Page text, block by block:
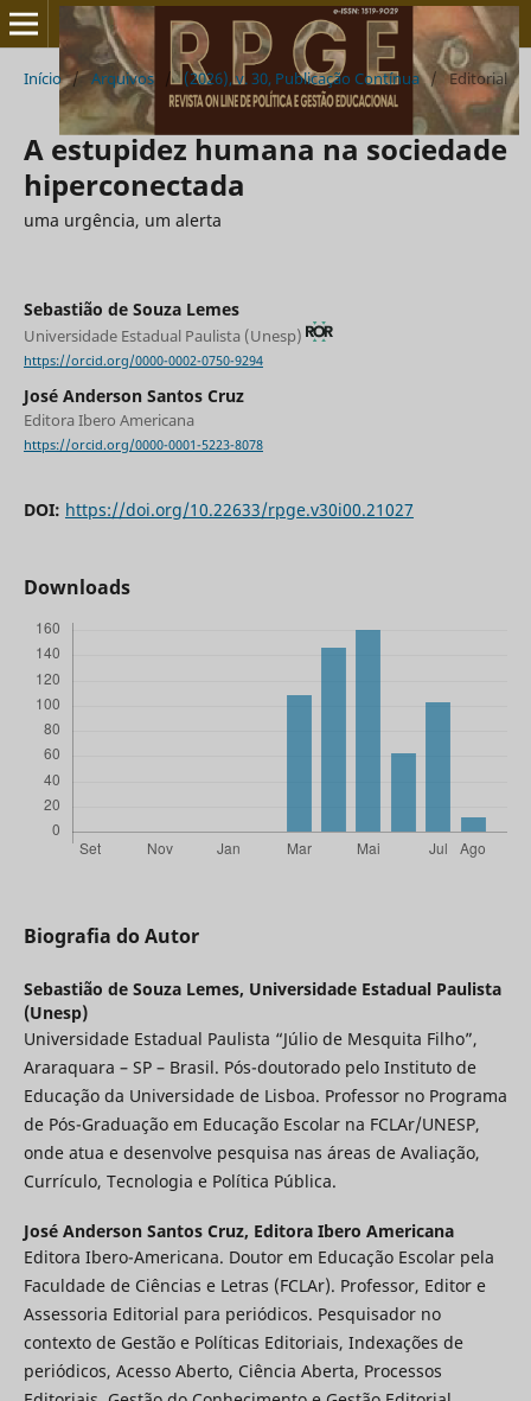
Início / Arquivos / (2026), v. 30, Publicação Contínua / Editorial
A estupidez humana na sociedade
hiperconectada
uma urgência, um alerta
Sebastião de Souza Lemes
Universidade Estadual Paulista (Unesp)
https://orcid.org/0000-0002-0750-9294
José Anderson Santos Cruz
Editora Ibero Americana
https://orcid.org/0000-0001-5223-8078
DOI: https://doi.org/10.22633/rpge.v30i00.21027
Downloads
Biografia do Autor
Sebastião de Souza Lemes, Universidade Estadual Paulista
(Unesp)
Universidade Estadual Paulista “Júlio de Mesquita Filho”,
Araraquara – SP – Brasil. Pós-doutorado pelo Instituto de
Educação da Universidade de Lisboa. Professor no Programa
de Pós-Graduação em Educação Escolar na FCLAr/UNESP,
onde atua e desenvolve pesquisa nas áreas de Avaliação,
Currículo, Tecnologia e Política Pública.
José Anderson Santos Cruz, Editora Ibero Americana
Editora Ibero-Americana. Doutor em Educação Escolar pela
Faculdade de Ciências e Letras (FCLAr). Professor, Editor e
Assessoria Editorial para periódicos. Pesquisador no
contexto de Gestão e Políticas Editoriais, Indexações de
periódicos, Acesso Aberto, Ciência Aberta, Processos